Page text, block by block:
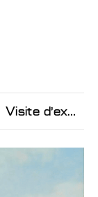
Visite d'exposition